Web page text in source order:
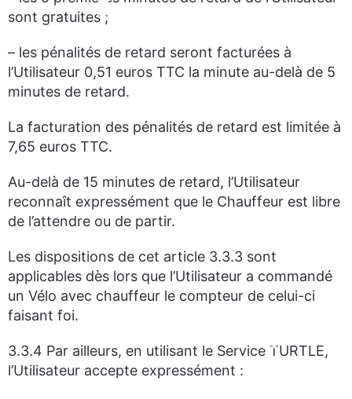
sont gratuites ;
– les pénalités de retard seront facturées à
l’Utilisateur 0,51 euros TTC la minute au-delà de 5
minutes de retard.
La facturation des pénalités de retard est limitée à
7,65 euros TTC.
Au-delà de 15 minutes de retard, l’Utilisateur
reconnaît expressément que le Chauffeur est libre
de l’attendre ou de partir.
Les dispositions de cet article 3.3.3 sont
applicables dès lors que l’Utilisateur a commandé
un Vélo avec chauffeur le compteur de celui-ci
faisant foi.
3.3.4 Par ailleurs, en utilisant le Service TURTLE,
l’Utilisateur accepte expressément :